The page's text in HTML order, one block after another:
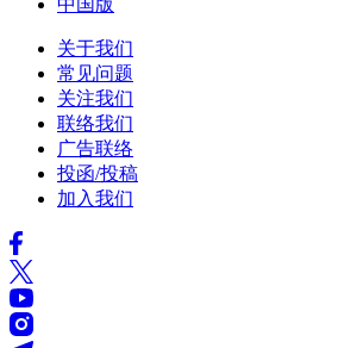
中国版
关于我们
常见问题
关注我们
联络我们
广告联络
投函/投稿
加入我们